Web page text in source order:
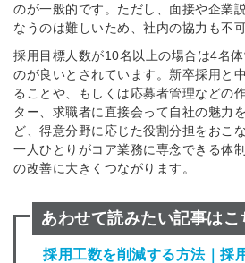
のが一般的です。ただし、面接や企業
なうのは難しいため、社内の協力も不
採用目標人数が10名以上の場合は4名
のが良いとされています。新卒採用と
ることや、もしくは応募者管理などの
ター、求職者に直接会って自社の魅力
ど、得意分野に応じた役割分担をおこ
一人ひとりがコア業務に専念できる体
の改善に大きくつながります。
あわせて読みたい記事はこ
採用工数を削減する方法｜採